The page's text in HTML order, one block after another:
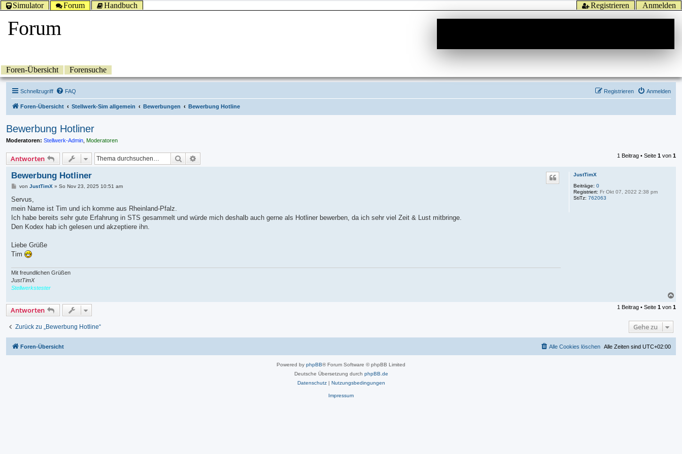
Anmelden
Registrieren
Simulator Forum Handbuch
Forum
Foren-Übersicht Forensuche
Schnellzugriff FAQ Anmelden
Registrieren
Foren-Übersicht Stellwerk-Sim allgemein Bewerbungen Bewerbung Hotline
Bewerbung Hotliner
Moderatoren: Stellwerk-Admin Moderatoren
Antworten Suche 1 Beitrag • Seite 1 von 1
JustTimX
Beiträge: 0
Registriert: Fr Okt 07, 2022 2:38 pm
StiTz: 762063
Bewerbung Hotliner
B
i
r
a
von JustTimX» So Nov 23, 2025 10:51 am
Servus,
mein Name ist Tim und ich komme aus Rheinland-Pfalz.
Ich habe bereits sehr gute Erfahrung in STS gesammelt und würde mich deshalb auch gerne als Hotliner bewerben, da ich sehr viel Zeit & Lust mitbringe.
Den Kodex hab ich gelesen und akzeptiere ihn.
Liebe Grüße
Tim
Mit freundlichen Grüßen
JustTimX
Stellwerkstester
c
e
Antworten 1 Beitrag • Seite 1 von 1
Zurück zu „Bewerbung Hotline“ Gehe zu
Foren-Übersicht Alle Zeiten sind UTC+02:00
Alle Cookies löschen
Powered by phpBB® Forum Software © phpBB Limited
Deutsche Übersetzung durch phpBB.de
Datenschutz| Nutzungsbedingungen
Impressum